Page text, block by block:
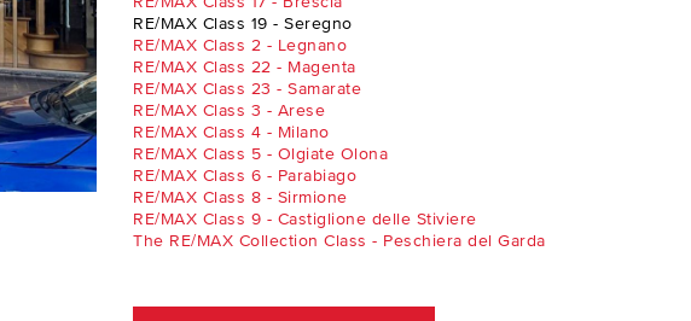
RE/MAX Class 19 - Seregno
RE/MAX Class 2 - Legnano
RE/MAX Class 22 - Magenta
RE/MAX Class 23 - Samarate
RE/MAX Class 3 - Arese
RE/MAX Class 4 - Milano
RE/MAX Class 5 - Olgiate Olona
RE/MAX Class 6 - Parabiago
RE/MAX Class 8 - Sirmione
RE/MAX Class 9 - Castiglione delle Stiviere
The RE/MAX Collection Class - Peschiera del Garda